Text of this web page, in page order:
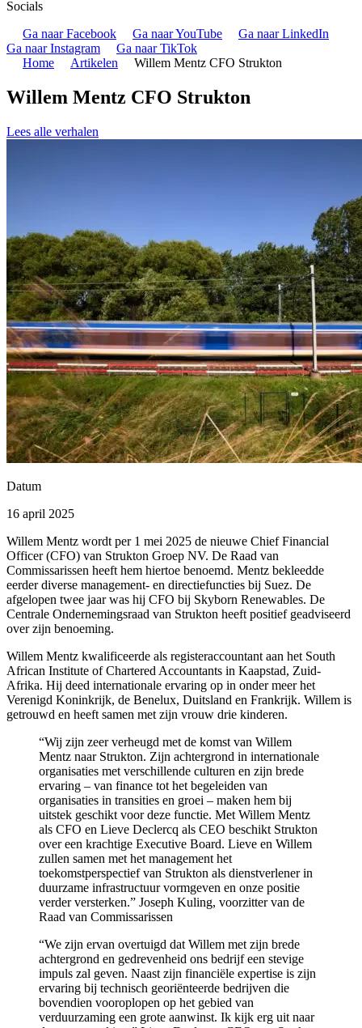
Socials
Ga naar Facebook
Ga naar YouTube
Ga naar LinkedIn
Ga naar Instagram
Ga naar TikTok
Home
Artikelen Willem Mentz CFO Strukton
Willem Mentz CFO Strukton
Lees alle verhalen
Datum
16 april 2025
Willem Mentz wordt per 1 mei 2025 de nieuwe Chief Financial
Officer (CFO) van Strukton Groep NV. De Raad van
Commissarissen heeft hem hiertoe benoemd. Mentz bekleedde
eerder diverse management- en directiefuncties bij Suez. De
afgelopen twee jaar was hij CFO bij Skyborn Renewables. De
Centrale Ondernemingsraad van Strukton heeft positief geadviseerd
over zijn benoeming.
Willem Mentz kwalificeerde als registeraccountant aan het South
African Institute of Chartered Accountants in Kaapstad, Zuid-
Afrika. Hij deed internationale ervaring op in onder meer het
Verenigd Koninkrijk, de Benelux, Duitsland en Frankrijk. Willem is
getrouwd en heeft samen met zijn vrouw drie kinderen.
“Wij zijn zeer verheugd met de komst van Willem
Mentz naar Strukton. Zijn achtergrond in internationale
organisaties met verschillende culturen en zijn brede
ervaring – van finance tot het begeleiden van
organisaties in transities en groei – maken hem bij
uitstek geschikt voor deze functie. Met Willem Mentz
als CFO en Lieve Declercq als CEO beschikt Strukton
over een krachtige Executive Board. Lieve en Willem
zullen samen met het management het
toekomstperspectief van Strukton als dienstverlener in
duurzame infrastructuur vormgeven en onze positie
verder versterken.” Joseph Kuling, voorzitter van de
Raad van Commissarissen
“We zijn ervan overtuigd dat Willem met zijn brede
achtergrond en gedrevenheid ons bedrijf een stevige
impuls zal geven. Naast zijn financiële expertise is zijn
ervaring bij technisch georiënteerde bedrijven die
bovendien vooroplopen op het gebied van
verduurzaming een grote aanwinst. Ik kijk erg uit naar